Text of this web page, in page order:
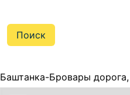
Баштанка-Бровары